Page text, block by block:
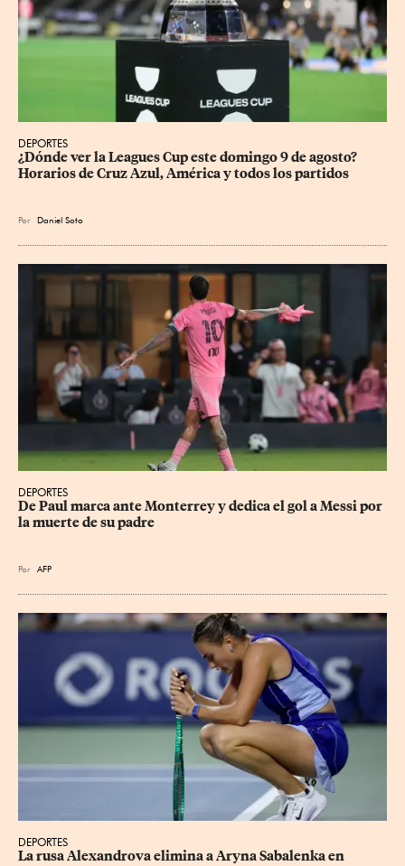
DEPORTES
¿Dónde ver la Leagues Cup este domingo 9 de agosto?
Horarios de Cruz Azul, América y todos los partidos
Por Daniel Soto
DEPORTES
De Paul marca ante Monterrey y dedica el gol a Messi por
la muerte de su padre
Por AFP
DEPORTES
La rusa Alexandrova elimina a Aryna Sabalenka en